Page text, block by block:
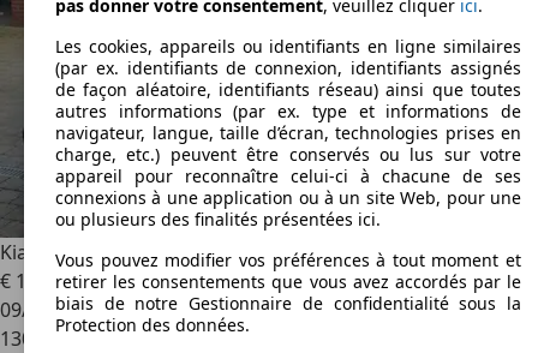
Kia Carens Carens 1.6 GDI gamma (benzine), Navi Edition
€ 10 600
09/2018
130 000 km
pas donner votre consentement, veuillez cliquer ici.
Les cookies, appareils ou identifiants en ligne similaires
(par ex. identifiants de connexion, identifiants assignés
de façon aléatoire, identifiants réseau) ainsi que toutes
autres informations (par ex. type et informations de
navigateur, langue, taille d’écran, technologies prises en
charge, etc.) peuvent être conservés ou lus sur votre
appareil pour reconnaître celui-ci à chacune de ses
connexions à une application ou à un site Web, pour une
ou plusieurs des finalités présentées ici.
Vous pouvez modifier vos préférences à tout moment et
retirer les consentements que vous avez accordés par le
biais de notre Gestionnaire de confidentialité sous la
Protection des données.